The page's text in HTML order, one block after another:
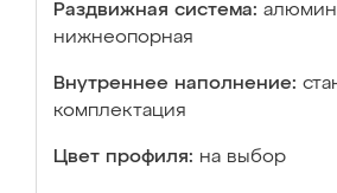
Раздвижная система:
нижнеопорная
Внутреннее наполнение:
комплектация
Цвет профиля: на выбор